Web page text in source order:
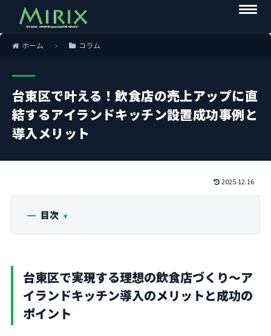
ホーム コラム
台東区で叶える！飲食店の売上アップに直
結するアイランドキッチン設置成功事例と
導入メリット
2025.12.16
目次
台東区で実現する理想の飲食店づくり〜ア
イランドキッチン導入のメリットと成功の
ポイント